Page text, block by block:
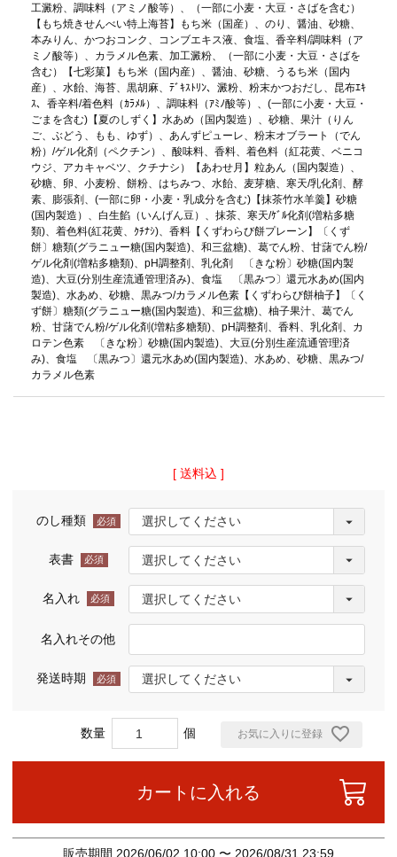
工澱粉、調味料（アミノ酸等）、（一部に小麦・大豆・さばを含む）
【もち焼きせんべい特上海苔】もち米（国産）、のり、醤油、砂糖、
本みりん、かつおコンク、コンブエキス液、食塩、香辛料/調味料（ア
ミノ酸等）、カラメル色素、加工澱粉、（一部に小麦・大豆・さばを
含む）【七彩菓】もち米（国内産）、醤油、砂糖、うるち米（国内
産）、水飴、海苔、黒胡麻、ﾃﾞｷｽﾄﾘﾝ、澱粉、粉末かつおだし、昆布ｴｷ
ｽ、香辛料/着色料（ｶﾗﾒﾙ）、調味料（ｱﾐﾉ酸等）、(一部に小麦・大豆・
ごまを含む)【夏のしずく】水あめ（国内製造）、砂糖、果汁（りん
ご、ぶどう、もも、ゆず）、あんずピューレ、粉末オブラート（でん
粉）/ゲル化剤（ペクチン）、酸味料、香料、着色料（紅花黄、ベニコ
ウジ、アカキャベツ、クチナシ）【あわせ月】粒あん（国内製造）、
砂糖、卵、小麦粉、餅粉、はちみつ、水飴、麦芽糖、寒天/乳化剤、酵
素、膨張剤、(一部に卵・小麦・乳成分を含む)【抹茶竹水羊羹】砂糖
(国内製造）、白生餡（いんげん豆）、抹茶、寒天/ｹﾞﾙ化剤(増粘多糖
類)、着色料(紅花黄、ｸﾁﾅｼ)、香料【くずわらび餅プレーン】〔くず
餅〕糖類(グラニュー糖(国内製造)、和三盆糖)、葛でん粉、甘藷でん粉/
ゲル化剤(増粘多糖類)、pH調整剤、乳化剤 〔きな粉〕砂糖(国内製
造)、大豆(分別生産流通管理済み)、食塩 〔黒みつ〕還元水あめ(国内
製造)、水あめ、砂糖、黒みつ/カラメル色素【くずわらび餅柚子】〔く
ず餅〕糖類(グラニュー糖(国内製造)、和三盆糖)、柚子果汁、葛でん
粉、甘藷でん粉/ゲル化剤(増粘多糖類)、pH調整剤、香料、乳化剤、カ
ロテン色素 〔きな粉〕砂糖(国内製造)、大豆(分別生産流通管理済
み)、食塩 〔黒みつ〕還元水あめ(国内製造)、水あめ、砂糖、黒みつ/
カラメル色素
送料込
のし種類
須)
表書
須)
名入れ
須)
名入れその他
発送時期
お気に入りに登録
カートに入れる
販売期間 2026/06/02 10:00 〜 2026/08/31 23:59